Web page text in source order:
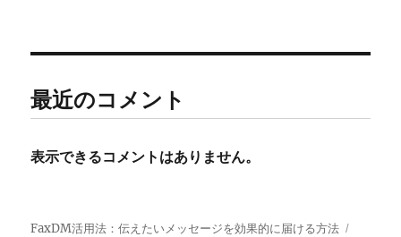
最近のコメント
表示できるコメントはありません。
FaxDM活用法：伝えたいメッセージを効果的に届ける方法